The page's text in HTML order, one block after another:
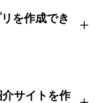
を作成でき
サイトを作